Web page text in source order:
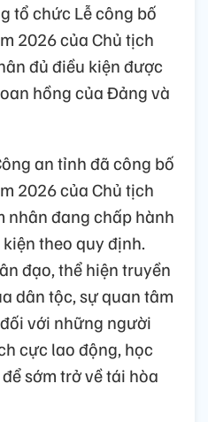
tổ chức Lễ công bố
2026 của Chủ tịch
đủ điều kiện được
hồng của Đảng và
an tỉnh đã công bố
2026 của Chủ tịch
nhân đang chấp hành
theo quy định.
đạo, thể hiện truyền
dân tộc, sự quan tâm
với những người
cực lao động, học
sớm trở về tái hòa